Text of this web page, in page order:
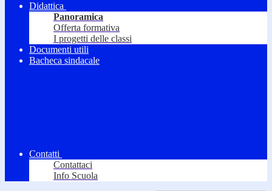
Didattica
Panoramica
Offerta formativa
I progetti delle classi
Documenti utili
Bacheca sindacale
Contatti
Contattaci
Info Scuola